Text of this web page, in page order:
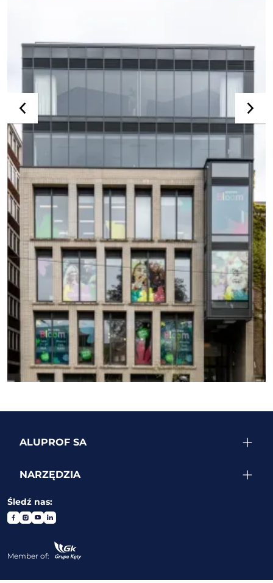
ZOBACZ WIĘCEJ REALIZACJI
ALUPROF SA
NARZĘDZIA
Śledź nas:
Member of: